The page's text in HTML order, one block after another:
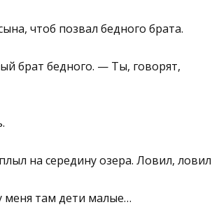
чтоб позвал бедного брата.
брат бедного. — Ты, говорят,
на середину озера. Ловил, ловил
меня там дети малые…